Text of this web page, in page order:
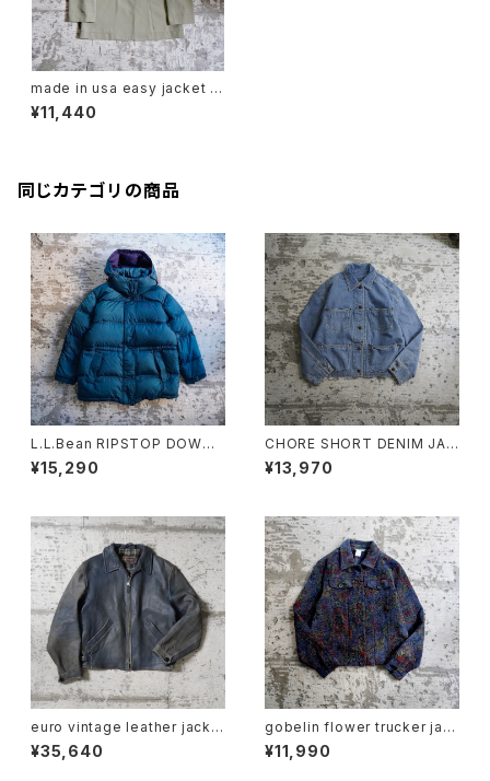
made in usa easy jacket gr
een
¥11,440
同じカテゴリの商品
L.L.Bean RIPSTOP DOWN
JACKET
¥15,290
CHORE SHORT DENIM JAC
KET
¥13,970
euro vintage leather jacke
t
¥35,640
gobelin flower trucker jac
ket
¥11,990